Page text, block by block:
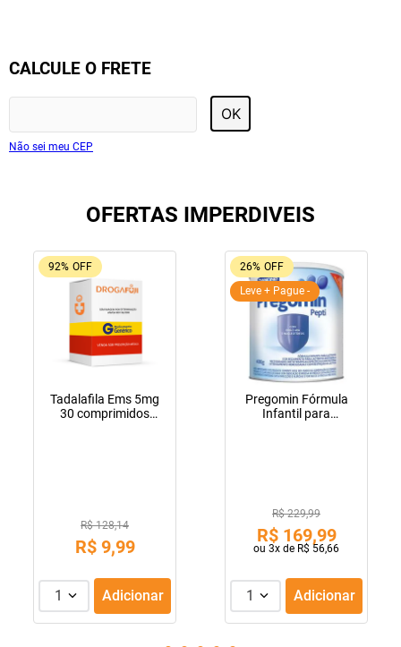
CALCULE O FRETE
OK
Não sei meu CEP
OFERTAS IMPERDIVEIS
92% OFF
Tadalafila Ems 5mg
30 comprimidos
R$ 128,14
R$ 9,99
1 Adicionar
26% OFF
Leve + Pague -
Pregomin Fórmula
Infantil para
R$ 229,99
R$ 169,99
ou 3x de R$ 56,66
1 Adicionar